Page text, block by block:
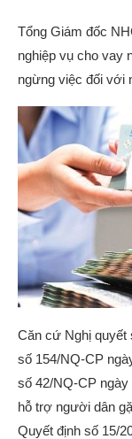
Tổng Giám đốc
nghiệp vụ cho vay
ngừng việc đối với
Căn cứ Nghị quyết
số 154/NQ-CP
số 42/NQ-CP ngày
hỗ trợ người dân
Quyết định số 15/